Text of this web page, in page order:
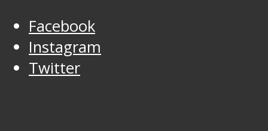
Facebook
Instagram
Twitter